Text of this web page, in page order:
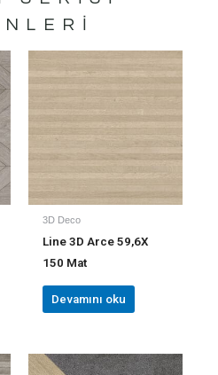
3D Deco
Line 3D Arce 59,6X
150 Mat
Devamını oku